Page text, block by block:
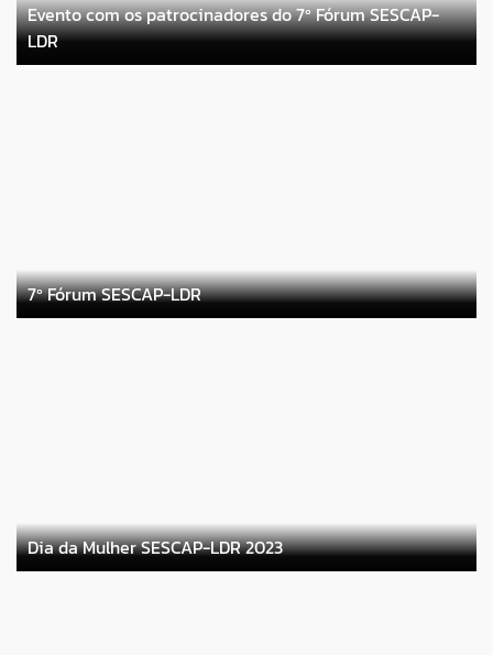
Evento com os patrocinadores do 7º Fórum SESCAP-
LDR
7º Fórum SESCAP-LDR
Dia da Mulher SESCAP-LDR 2023